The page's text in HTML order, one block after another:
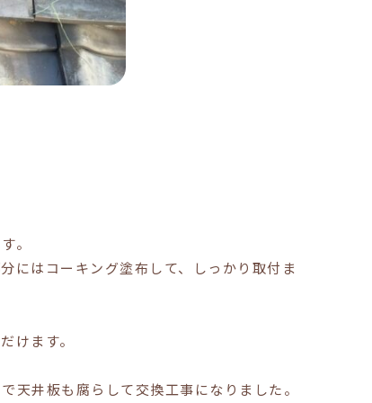
。
にはコーキング塗布して、しっかり取付ま
けます。
天井板も腐らして交換工事になりました。